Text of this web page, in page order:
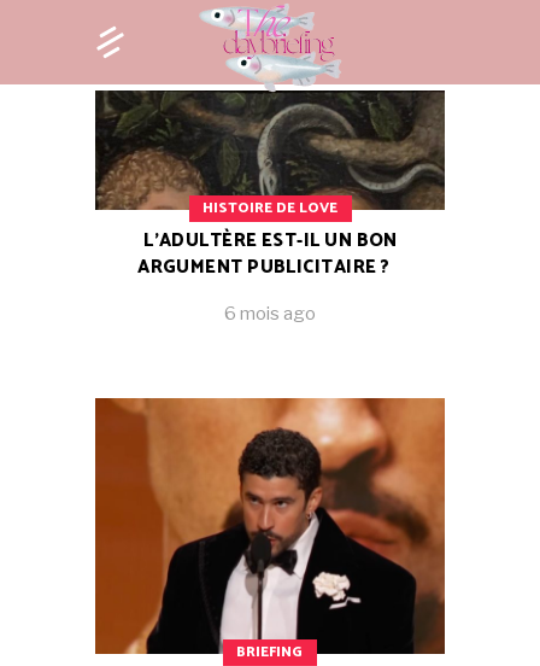
HISTOIRE DE LOVE
L’ADULTÈRE EST-IL UN BON
ARGUMENT PUBLICITAIRE ?
6 mois ago
BRIEFING